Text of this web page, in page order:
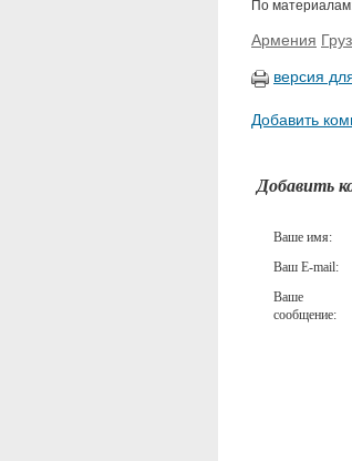
По
Армения
версия
Добавить
Добавить
Ваше имя:
Ваш E-mail:
Ваше
сообщение: